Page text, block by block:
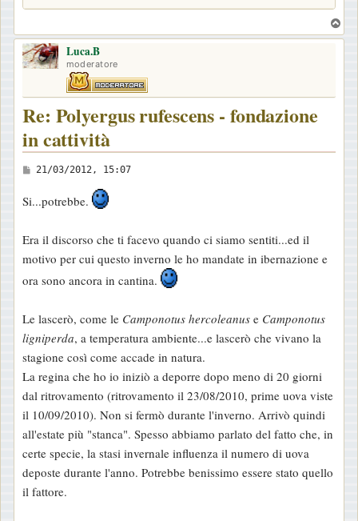
o
Luca.B
moderatore
Re: Polyergus rufescens - fondazione
in cattività
M
s
a
g
g
o
21/03/2012, 15:07
Si...potrebbe.
Era il discorso che ti facevo quando ci siamo sentiti...ed il
motivo per cui questo inverno le ho mandate in ibernazione e
ora sono ancora in cantina.
Le lascerò, come le Camponotus hercoleanus e Camponotus
ligniperda, a temperatura ambiente...e lascerò che vivano la
stagione così come accade in natura.
La regina che ho io iniziò a deporre dopo meno di 20 giorni
dal ritrovamento (ritrovamento il 23/08/2010, prime uova viste
il 10/09/2010). Non si fermò durante l'inverno. Arrivò quindi
all'estate più "stanca". Spesso abbiamo parlato del fatto che, in
certe specie, la stasi invernale influenza il numero di uova
deposte durante l'anno. Potrebbe benissimo essere stato quello
il fattore.